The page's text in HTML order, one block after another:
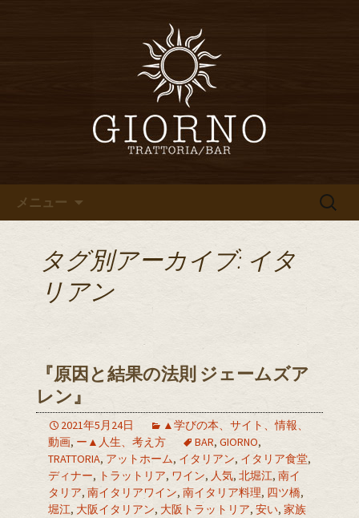
堀江・四ツ橋のイタリアン「イ
タリア食堂ジョルノ～GIORNO
～」のブログ
食堂ジョルノ～GIORNO～」からのお知
メニュー
検
タグ別アーカイブ: イタ
リアン
『原因と結果の法則 ジェームズア
レン』
2021年5月24日
▲学びの本、サイト、情報、
動画, ー▲人生、考え方 BAR, GIORNO,
TRATTORIA, アットホーム, イタリアン, イタリア食堂,
ディナー, トラットリア, ワイン, 人気, 北堀江, 南イ
タリア, 南イタリアワイン, 南イタリア料理, 四ツ橋,
堀江, 大阪イタリアン, 大阪トラットリア, 安い, 家族